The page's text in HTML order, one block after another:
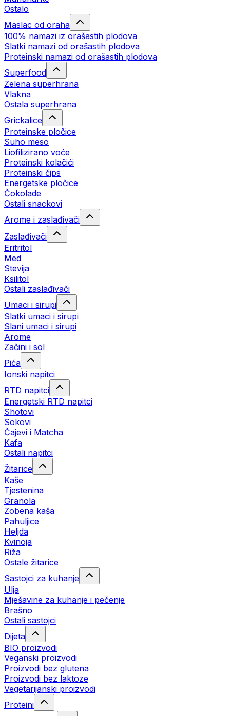
Ostalo
Maslac od oraha
100% namazi iz orašastih plodova
Slatki namazi od orašastih plodova
Proteinski namazi od orašastih plodova
Superfood
Zelena superhrana
Vlakna
Ostala superhrana
Grickalice
Proteinske pločice
Suho meso
Liofilizirano voće
Proteinski kolačići
Proteinski čips
Energetske pločice
Čokolade
Ostali snackovi
Arome i zaslađivači
Zaslađivači
Eritritol
Med
Stevija
Ksilitol
Ostali zaslađivači
Umaci i sirupi
Slatki umaci i sirupi
Slani umaci i sirupi
Arome
Začini i sol
Pića
Ionski napitci
RTD napitci
Energetski RTD napitci
Shotovi
Sokovi
Čajevi i Matcha
Kafa
Ostali napitci
Žitarice
Kaše
Tjestenina
Granola
Zobena kaša
Pahuljice
Heljda
Kvinoja
Riža
Ostale žitarice
Sastojci za kuhanje
Ulja
Mješavine za kuhanje i pečenje
Brašno
Ostali sastojci
Dijeta
BIO proizvodi
Veganski proizvodi
Proizvodi bez glutena
Proizvodi bez laktoze
Vegetarijanski proizvodi
Proteini